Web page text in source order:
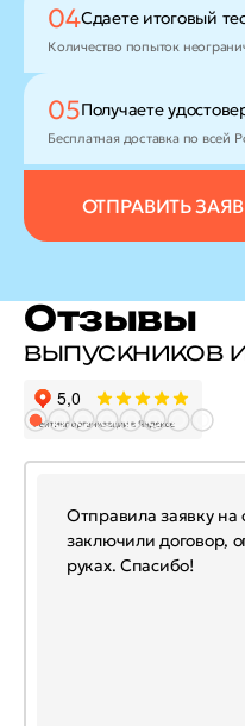
ОТПРАВИТЬ
04Сдаете итоговый
Количество попыток
05Получаете
Бесплатная доставка по всей
Отзывы
выпускников
Отправила заявку на
заключили договор,
руках. Спасибо!